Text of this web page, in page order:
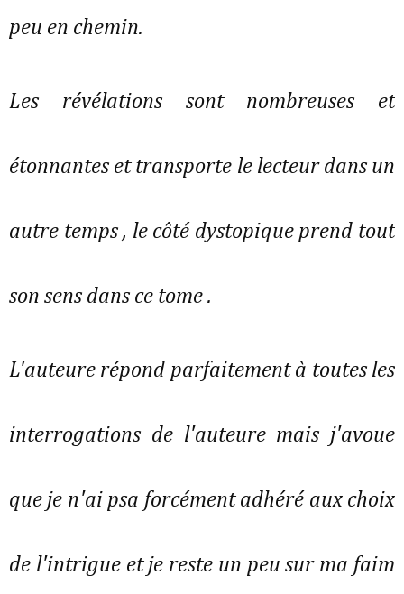
peu en chemin.
Les révélations sont nombreuses et
étonnantes et transporte le lecteur dans un
autre temps , le côté dystopique prend tout
son sens dans ce tome .
L'auteure répond parfaitement à toutes les
interrogations de l'auteure mais j'avoue
que je n'ai psa forcément adhéré aux choix
de l'intrigue et je reste un peu sur ma faim